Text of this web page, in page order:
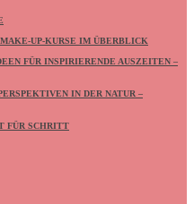
UP-KURSE IM ÜBERBLICK
FÜR INSPIRIERENDE AUSZEITEN –
IN DER NATUR –
FÜR SCHRITT